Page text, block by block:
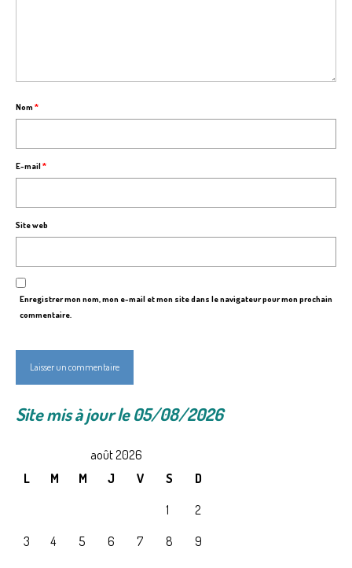
Nom*
E-mail*
Site web
Enregistrer mon nom, mon e-mail et mon site dans le navigateur pour mon prochain
commentaire.
Site mis à jour le 05/08/2026
août 2026
L
M M J V S
D
1
2
3
4 5 6 7 8
9